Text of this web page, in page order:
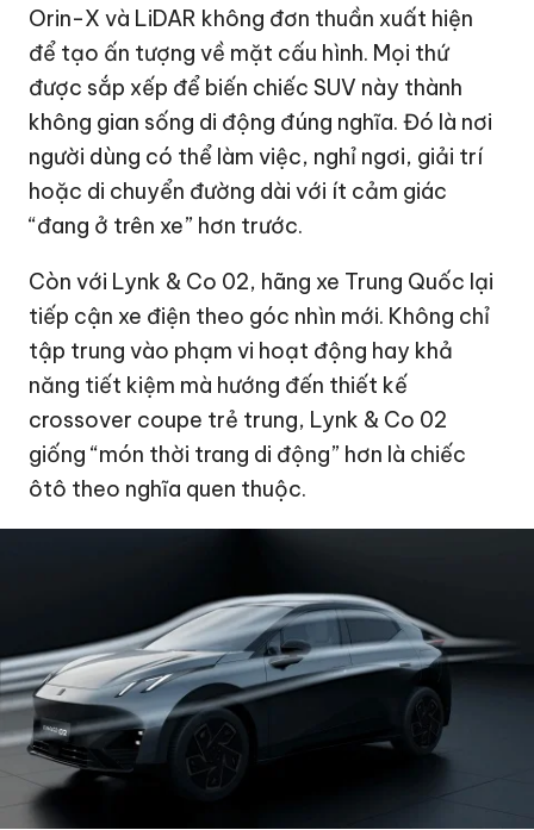
Orin-X và LiDAR không đơn thuần xuất hiện
để tạo ấn tượng về mặt cấu hình. Mọi thứ
được sắp xếp để biến chiếc SUV này thành
không gian sống di động đúng nghĩa. Đó là nơi
người dùng có thể làm việc, nghỉ ngơi, giải trí
hoặc di chuyển đường dài với ít cảm giác
“đang ở trên xe” hơn trước.
Còn với Lynk & Co 02, hãng xe Trung Quốc lại
tiếp cận xe điện theo góc nhìn mới. Không chỉ
tập trung vào phạm vi hoạt động hay khả
năng tiết kiệm mà hướng đến thiết kế
crossover coupe trẻ trung, Lynk & Co 02
giống “món thời trang di động” hơn là chiếc
ôtô theo nghĩa quen thuộc.